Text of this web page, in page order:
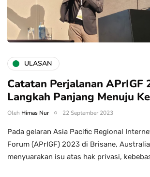
ULASAN
Catatan Perjalanan APrIGF
Langkah Panjang Menuju
Oleh Himas Nur 22 September 2023
Pada gelaran Asia Pacific Regional
Forum (APrIGF) 2023 di Brisane,
menyuarakan isu atas hak privasi,